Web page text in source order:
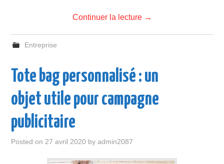
Continuer la lecture →
Entreprise
Tote bag personnalisé : un
objet utile pour campagne
publicitaire
Posted on 27 avril 2020 byadmin2087